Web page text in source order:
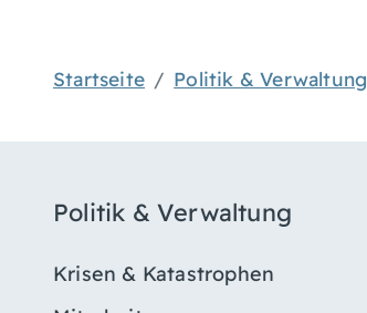
Startseite Politik & Verwaltung
Politik & Verwaltung
Krisen & Katastrophen